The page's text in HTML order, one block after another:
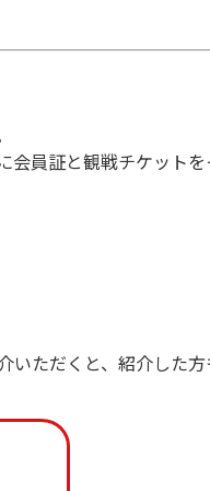
会員証と観戦チケット
いただくと、紹介した